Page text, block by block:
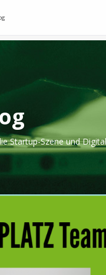
Startup-Szene und